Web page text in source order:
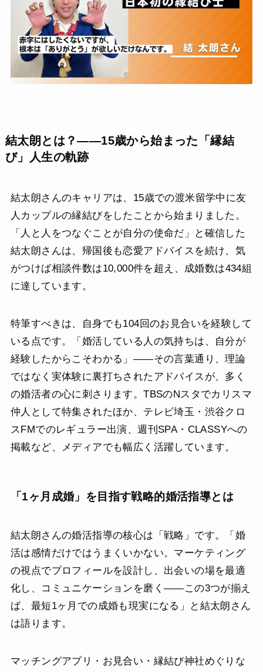
結太朗とは？——15歳から始まった「縁結
び」人生の軌跡
結太朗さんのキャリアは、15歳での渡米留学中に友
人カップルの縁結びをしたことから始まりました。
「人と人をつなぐことが自分の使命だ」と確信した
結太朗さんは、帰国後も恋愛アドバイスを続け、気
がつけば相談件数は10,000件を超え、成婚数は434組
に達しています。
特筆すべきは、自身でも104回のお見合いを経験して
いる点です。「婚活している人の気持ちは、自分が
経験したからこそわかる」——その言葉通り、理論
ではなく実体験に裏打ちされたアドバイスが、多く
の婚活者の心に刺さります。TBSのNスタでカリスマ
仲人として特集されたほか、テレビ埼玉・渋谷クロ
スFMでのレギュラー出演、週刊SPA・CLASSYへの
掲載など、メディアでも幅広く活躍しています。
「1ヶ月成婚」を目指す戦略的婚活指導とは
結太朗さんの婚活指導の核心は「戦略」です。「婚
活は感情だけではうまくいかない。マーケティング
の視点でプロフィールを設計し、出会いの場を最適
化し、コミュニケーションを磨く——この3つが揃え
ば、最短1ヶ月での成婚も現実になる」と結太朗さん
は語ります。
マッチングアプリ・お見合い・縁結び神社めぐりな